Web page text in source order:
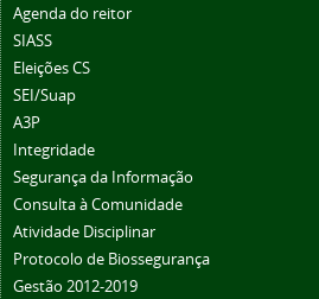
Agenda do reitor
SIASS
Eleições CS
SEI/Suap
A3P
Integridade
Segurança da Informação
Consulta à Comunidade
Atividade Disciplinar
Protocolo de Biossegurança
Gestão 2012-2019